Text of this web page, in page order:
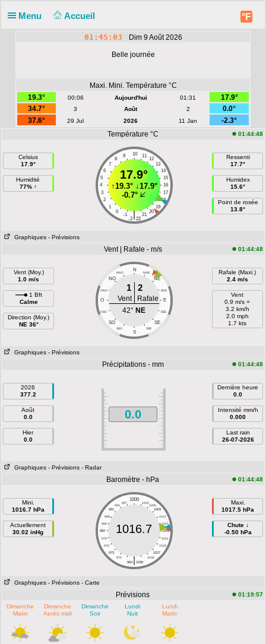
Menu Accueil °F
01:45:04 Dim 9 Août 2026
Belle journée
Maxi. Mini. Température °C
19.3°
00:06 Aujourd'hui 01:31
17.9°
34.7°
3 Août 2
0.0°
37.6°
29 Jul 2026 11 Jan
-2.3°
Température °C
01:44:48
Celsius
17.9°
Humidité
77% ↑
10
9 11
8
12
7
13
6
14
5
15
4
16
3
17
2
18
1
19
0
20
-1 21
|
-2 22
17.9°
↑19.3°↓17.9°
-0.7°
Ressenti
17.7°
Humidex
15.6°
Point de rosée
13.8°
Graphiques - Prévisions
Vent | Rafale - m/s 01:44:48
Vent (Moy.)
1.0 m/s
1 Bft
Calme
Direction (Moy.)
NE 36°
N
NNO NNE
NO NE
ONO ENE
O E
OSO ESE
SO SE
SSO SSE
S
1 2
Vent
Rafale
42° NE
Rafale (Maxi.)
2.4 m/s
Vent
0.9 m/s =
3.2 km/h
2.0 mph
1.7 kts
Graphiques - Prévisions
Précipitations - mm 01:44:48
2026
377.2
Août
0.0
Hier
0.0
0.0
Dernière heure
0.0
Intensité mm/h
0.000
Last rain
26-07-2026
Graphiques - Prévisions - Radar
Baromètre - hPa 01:44:48
Mini.
1016.7 hPa
Actuellement
30.02 inHg
1000
997 1003
994
1006
991
1009
988
1012
985
1015
982
1018
979
1021
976
1024
973
1027
970
1030
|
964 1036
1016.7
Maxi.
1017.5 hPa
Chute ↓
-0.50 hPa
Graphiques - Prévisions - Carte
Prévisions
01:19:57
Dimanche
Matin
Dimanche
Après midi
Dimanche
Soir
Lundi
Nuit
Lundi
Matin